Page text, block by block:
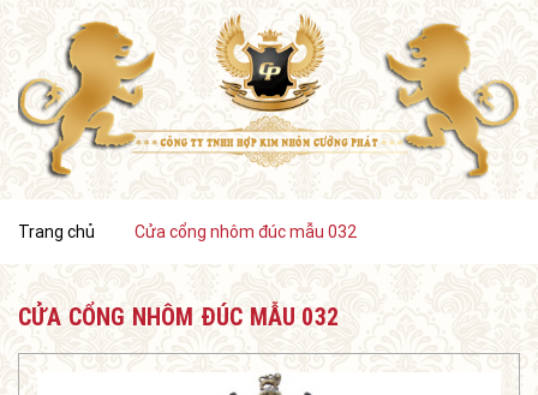
Trang chủ Cửa cổng nhôm đúc mẫu 032
CỬA CỔNG NHÔM ĐÚC MẪU 032